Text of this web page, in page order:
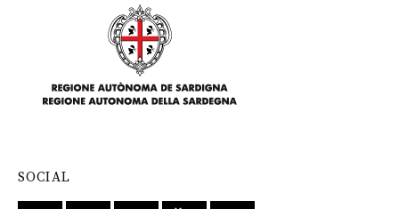
SOCIAL